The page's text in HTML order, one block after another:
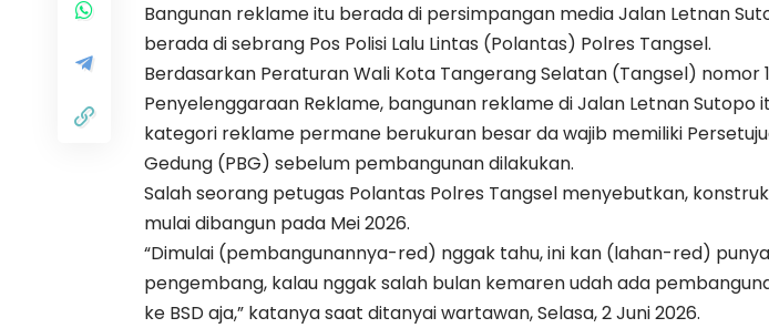
Bangunan reklame itu berada di persimpangan media Jalan Letnan
berada di sebrang Pos Polisi Lalu Lintas (Polantas) Polres Tangsel.
Berdasarkan Peraturan Wali Kota Tangerang Selatan (Tangsel) nomor
Penyelenggaraan Reklame, bangunan reklame di Jalan Letnan Sutopo
kategori reklame permane berukuran besar da wajib memiliki
Gedung (PBG) sebelum pembangunan dilakukan.
Salah seorang petugas Polantas Polres Tangsel menyebutkan,
mulai dibangun pada Mei 2026.
“Dimulai (pembangunannya-red) nggak tahu, ini kan (lahan-red) punya
pengembang, kalau nggak salah bulan kemaren udah ada
ke BSD aja,” katanya saat ditanyai wartawan, Selasa, 2 Juni 2026.